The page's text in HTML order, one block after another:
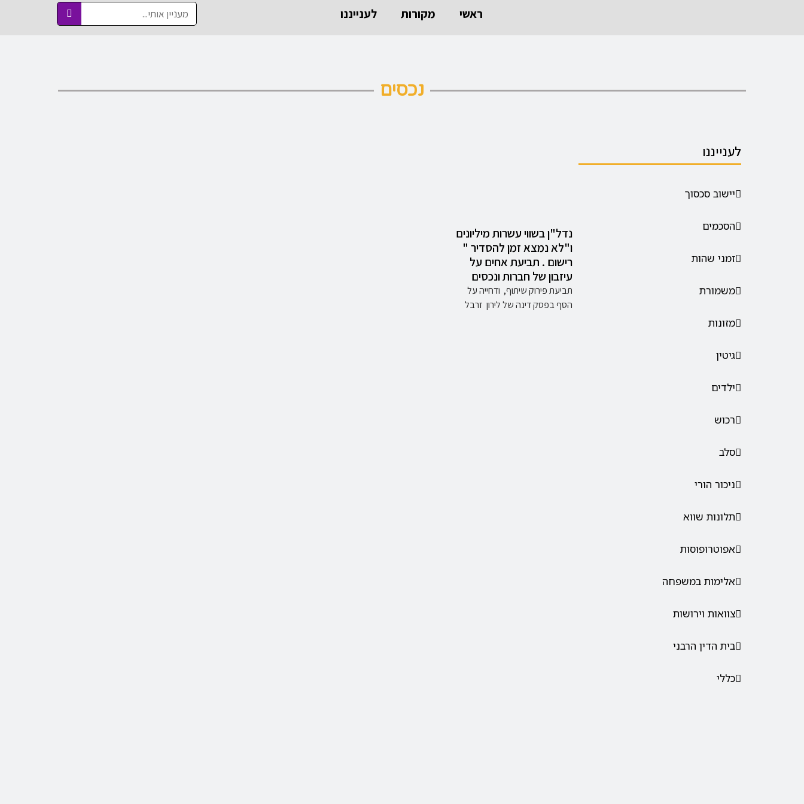
ראשי מקורות לענייננו
נכסים
לענייננו
יישוב סכסוך
הסכמים
זמני שהות
משמורת
מזונות
גיטין
ילדים
רכוש
סלב
ניכור הורי
תלונות שווא
אפוטרופוסות
אלימות במשפחה
צוואות וירושות
בית הדין הרבני
כללי
נדל"ן בשווי עשרות מיליונים
ו"לא נמצא זמן להסדיר "
רישום . תביעת אחים על
עיזבון של חברות ונכסים
תביעת פירוק שיתוף, ודחייה על
הסף בפסק דינה של לירון זרבל